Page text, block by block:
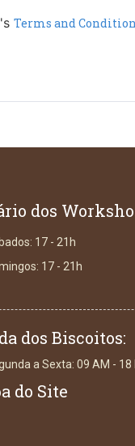
Terms and
dos
17 - 21h
17 - 21h
dos Biscoitos:
a Sexta: 09 AM - 18
do Site